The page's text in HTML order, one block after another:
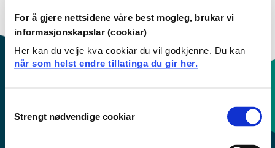
For å gjere nettsidene våre best mogleg, brukar vi
informasjonskapslar (cookiar)
Her kan du velje kva cookiar du vil godkjenne. Du kan
når som helst endre tillatinga du gir her.
Selection
Strengt nødvendige cookiar
engelsk emneplan ved å klikke på «English».